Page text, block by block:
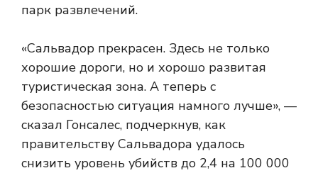
парк развлечений.
«Сальвадор прекрасен. Здесь не только
хорошие дороги, но и хорошо развитая
туристическая зона. А теперь с
безопасностью ситуация намного лучше», —
сказал Гонсалес, подчеркнув, как
правительству Сальвадора удалось
снизить уровень убийств до 2,4 на 100 000